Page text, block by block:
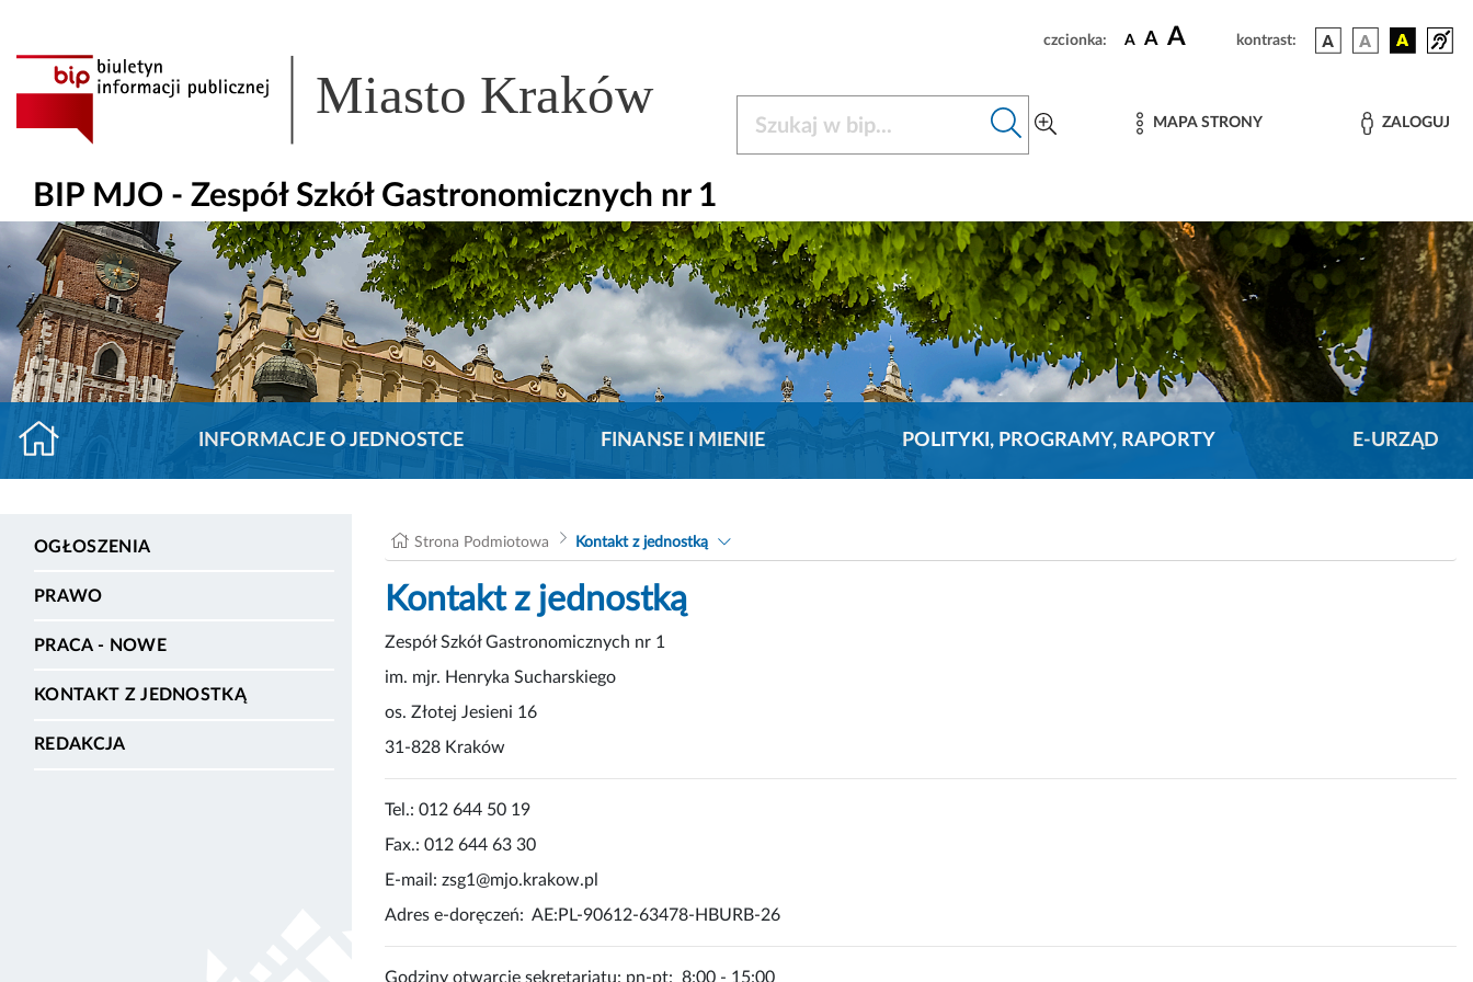
czcionka: A A A kontrast:
Miasto Kraków MAPA STRONY ZALOGUJ
BIP MJO - Zespół Szkół Gastronomicznych nr 1
INFORMACJE O JEDNOSTCE FINANSE I MIENIE POLITYKI, PROGRAMY, RAPORTY E-URZĄD
OGŁOSZENIA
PRAWO
PRACA - NOWE
KONTAKT Z JEDNOSTKĄ
REDAKCJA
Strona Podmiotowa Kontakt z jednostką
Kontakt z jednostką
Zespół Szkół Gastronomicznych nr 1
im. mjr. Henryka Sucharskiego
os. Złotej Jesieni 16
31-828 Kraków
Tel.: 012 644 50 19
Fax.: 012 644 63 30
E-mail: zsg1@mjo.krakow.pl
Adres e-doręczeń: AE:PL-90612-63478-HBURB-26
Godziny otwarcie sekretariatu: pn-pt: 8:00 - 15:00